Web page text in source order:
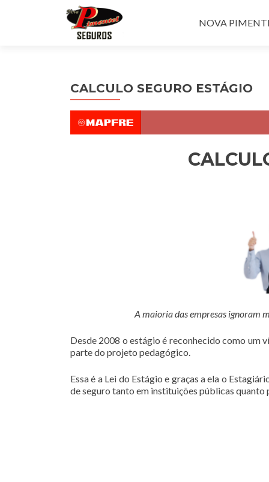
NOVA
CALCULO SEGURO ESTÁGIO
A maioria das empresas ignoram
Desde 2008 o estágio é reconhecido como um
parte do projeto pedagógico.
Essa é a Lei do Estágio e graças a ela o
de seguro tanto em instituições públicas quanto